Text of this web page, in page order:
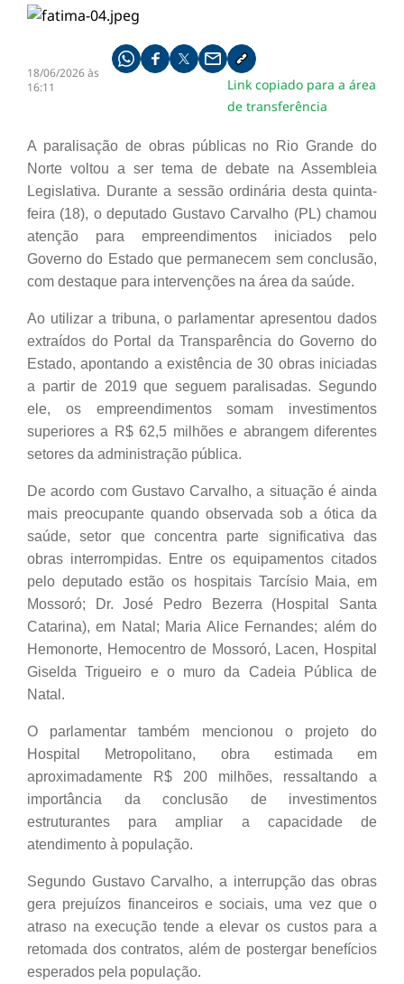
18/06/2026 às
16:11
Compartilhe pelo whatsapp
Compartilhar no facebook
Compartilhar no twitter
Compartilhe pelo email
Copiar link da notícia
Link copiado para a área
de transferência
A paralisação de obras públicas no Rio Grande do
Norte voltou a ser tema de debate na Assembleia
Legislativa. Durante a sessão ordinária desta quinta-
feira (18), o deputado Gustavo Carvalho (PL) chamou
atenção para empreendimentos iniciados pelo
Governo do Estado que permanecem sem conclusão,
com destaque para intervenções na área da saúde.
Ao utilizar a tribuna, o parlamentar apresentou dados
extraídos do Portal da Transparência do Governo do
Estado, apontando a existência de 30 obras iniciadas
a partir de 2019 que seguem paralisadas. Segundo
ele, os empreendimentos somam investimentos
superiores a R$ 62,5 milhões e abrangem diferentes
setores da administração pública.
De acordo com Gustavo Carvalho, a situação é ainda
mais preocupante quando observada sob a ótica da
saúde, setor que concentra parte significativa das
obras interrompidas. Entre os equipamentos citados
pelo deputado estão os hospitais Tarcísio Maia, em
Mossoró; Dr. José Pedro Bezerra (Hospital Santa
Catarina), em Natal; Maria Alice Fernandes; além do
Hemonorte, Hemocentro de Mossoró, Lacen, Hospital
Giselda Trigueiro e o muro da Cadeia Pública de
Natal.
O parlamentar também mencionou o projeto do
Hospital Metropolitano, obra estimada em
aproximadamente R$ 200 milhões, ressaltando a
importância da conclusão de investimentos
estruturantes para ampliar a capacidade de
atendimento à população.
Segundo Gustavo Carvalho, a interrupção das obras
gera prejuízos financeiros e sociais, uma vez que o
atraso na execução tende a elevar os custos para a
retomada dos contratos, além de postergar benefícios
esperados pela população.